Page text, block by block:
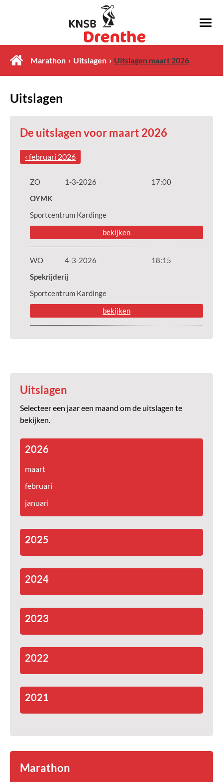
Marathon Uitslagen Uitslagen maart 2026
Uitslagen
De uitslagen voor maart 2026
‹ februari 2026
ZO 1-3-2026
17:00
OYMK
Sportcentrum Kardinge
bekijken
WO 4-3-2026
18:15
Spekrijderij
Sportcentrum Kardinge
bekijken
Uitslagen
Selecteer een jaar een maand om de uitslagen te
bekijken.
2026
maart
februari
januari
2025
2024
2023
2022
2021
Marathon